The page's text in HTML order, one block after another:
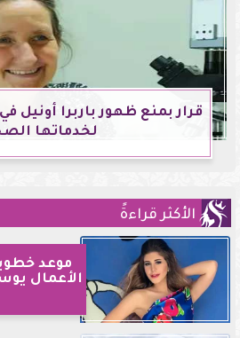
قرار بمنع ظهور باربرا أونيل
لخدماتها
الأكثر قراءةً
موعد
الأعمال